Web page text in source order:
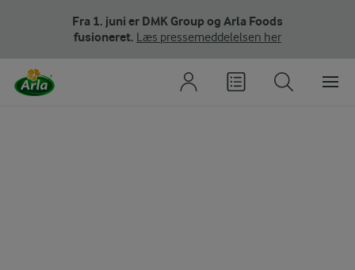
Fra 1. juni er DMK Group og Arla Foods
fusioneret. Læs pressemeddelelsen her